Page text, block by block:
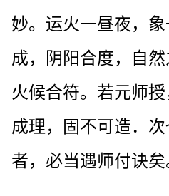
妙。运火一昼夜，
成，阴阳合度，自然
火候合符。若元师
成理，固不可造．
者，必当遇师付诀矣